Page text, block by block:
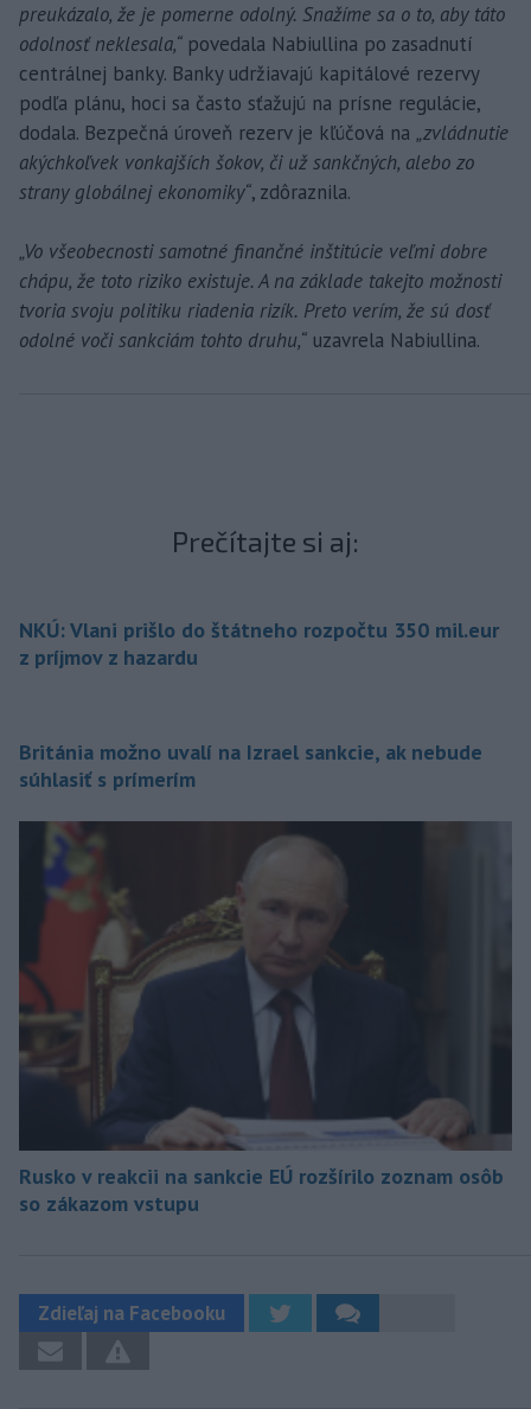
preukázalo, že je pomerne odolný. Snažíme sa o to, aby táto
odolnosť neklesala,“ povedala Nabiullina po zasadnutí
centrálnej banky. Banky udržiavajú kapitálové rezervy
podľa plánu, hoci sa často sťažujú na prísne regulácie,
dodala. Bezpečná úroveň rezerv je kľúčová na „zvládnutie
akýchkoľvek vonkajších šokov, či už sankčných, alebo zo
strany globálnej ekonomiky“, zdôraznila.
„Vo všeobecnosti samotné finančné inštitúcie veľmi dobre
chápu, že toto riziko existuje. A na základe takejto možnosti
tvoria svoju politiku riadenia rizík. Preto verím, že sú dosť
odolné voči sankciám tohto druhu,“ uzavrela Nabiullina.
Prečítajte si aj:
NKÚ: Vlani prišlo do štátneho rozpočtu 350 mil.eur
z príjmov z hazardu
Británia možno uvalí na Izrael sankcie, ak nebude
súhlasiť s prímerím
Rusko v reakcii na sankcie EÚ rozšírilo zoznam osôb
so zákazom vstupu
Zdieľaj na Facebooku